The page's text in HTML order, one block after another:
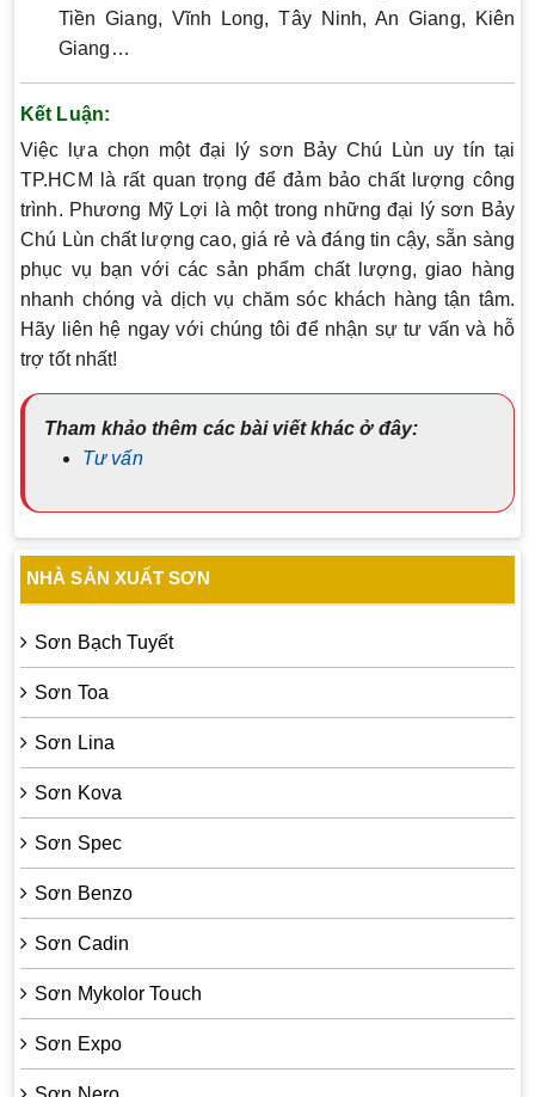
Tiền Giang, Vĩnh Long, Tây Ninh, An Giang, Kiên
Giang…
Kết Luận:
Việc lựa chọn một đại lý sơn Bảy Chú Lùn uy tín tại
TP.HCM là rất quan trọng để đảm bảo chất lượng công
trình. Phương Mỹ Lợi là một trong những đại lý sơn Bảy
Chú Lùn chất lượng cao, giá rẻ và đáng tin cậy, sẵn sàng
phục vụ bạn với các sản phẩm chất lượng, giao hàng
nhanh chóng và dịch vụ chăm sóc khách hàng tận tâm.
Hãy liên hệ ngay với chúng tôi để nhận sự tư vấn và hỗ
trợ tốt nhất!
Tham khảo thêm các bài viết khác ở đây:
Tư vấn
NHÀ SẢN XUẤT SƠN
Sơn Bạch Tuyết
Sơn Toa
Sơn Lina
Sơn Kova
Sơn Spec
Sơn Benzo
Sơn Cadin
Sơn Mykolor Touch
Sơn Expo